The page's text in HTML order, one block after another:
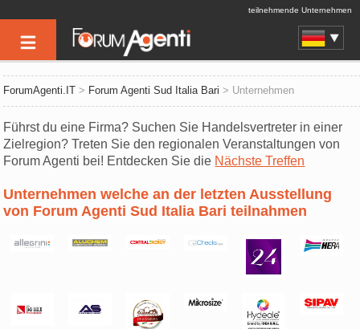
teilnehmende Unternehmen
ForumAgenti.IT > Forum Agenti Sud Italia Bari > Unternehmen
Führst du eine Firma? Suchen Sie Handelsvertreter in einer
Zielregion? Treten Sie den regionalen Veranstaltungen von
Forum Agenti bei! Entdecken Sie die Nächste Treffen
Unternehmen welche an der letzten Ausstellung
von Forum Agenti Sud Italia Bari teilnahmen